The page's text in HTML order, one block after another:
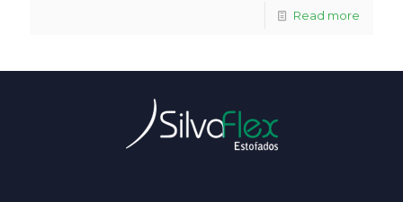
Read more